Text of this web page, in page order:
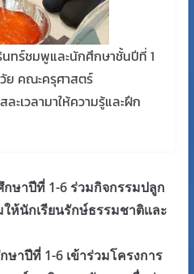
ทร์ชมพูและนักศึกษาชั้นปีที่ 1
ย คณะครุศาสตร์
ะเวลามาให้ความรู้และฝึก
ษาปีที่ 1-6 ร่วมกิจกรรมปลูก
ห้นักเรียนรักษ์ธรรมชาติและ
าปีที่ 1-6 เข้าร่วมโครงการ